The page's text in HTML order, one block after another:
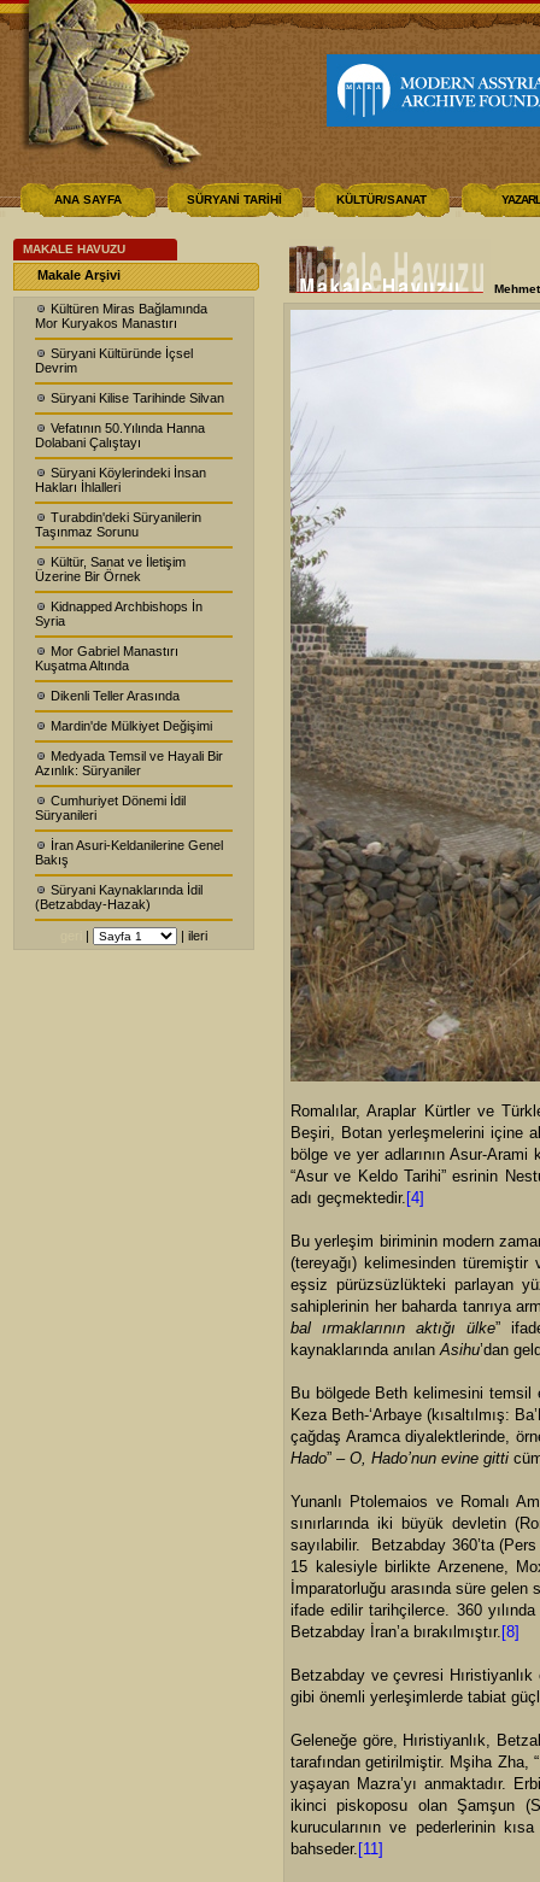
ANA SAYFA SÜRYANİ TARİHİ KÜLTÜR/SANAT
MAKALE HAVUZU
Makale Arşivi
Kültüren Miras Bağlamında
Mor Kuryakos Manastırı
Süryani Kültüründe İçsel
Devrim
Süryani Kilise Tarihinde Silvan
Vefatının 50.Yılında Hanna
Dolabani Çalıştayı
Süryani Köylerindeki İnsan
Hakları İhlalleri
Turabdin'deki Süryanilerin
Taşınmaz Sorunu
Kültür, Sanat ve İletişim
Üzerine Bir Örnek
Kidnapped Archbishops İn
Syria
Mor Gabriel Manastırı
Kuşatma Altında
Dikenli Teller Arasında
Mardin'de Mülkiyet Değişimi
Medyada Temsil ve Hayali Bir
Azınlık: Süryaniler
Cumhuriyet Dönemi İdil
Süryanileri
İran Asuri-Keldanilerine Genel
Bakış
Süryani Kaynaklarında İdil
(Betzabday-Hazak)
| | ileri
Romalılar, Araplar Kürtler ve
Beşiri, Botan yerleşmelerini içine
bölge ve yer adlarının Asur-Arami
“Asur ve Keldo Tarihi” esrinin
adı geçmektedir. [4]
Bu yerleşim biriminin modern
(tereyağı) kelimesinden türemiştir
eşsiz pürüzsüzlükteki parlayan
sahiplerinin her baharda tanrıya
bal ırmaklarının aktığı ülke”
kaynaklarında anılanAsihu’dan
Bu bölgede Beth kelimesini temsil
Keza Beth-‘Arbaye (kısaltılmış:
çağdaş Aramca diyalektlerinde,
Hado” – O, Hado’nun evine gitti
Yunanlı Ptolemaios ve Romalı
sınırlarında iki büyük devletin
sayılabilir.
Betzabday 360’ta
15 kalesiyle birlikte Arzenene,
İmparatorluğu arasında süre gelen
ifade edilir tarihçilerce. 360
Betzabday İran’a bırakılmıştır. [8]
Betzabday ve çevresi
gibi önemli yerleşimlerde tabiat
Geleneğe göre, Hıristiyanlık,
tarafından getirilmiştir. Mşiha Zha,
yaşayan Mazra’yı anmaktadır.
ikinci piskoposu olan Şamşun
kurucularının ve pederlerinin
bahseder. [11]